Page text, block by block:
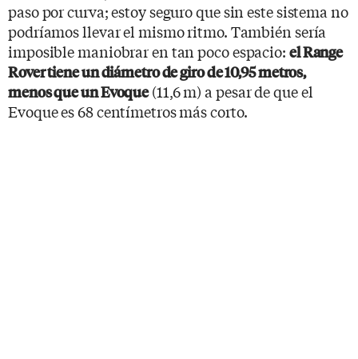
paso por curva; estoy seguro que sin este sistema no
podríamos llevar el mismo ritmo. También sería
imposible maniobrar en tan poco espacio: el Range
Rover tiene un diámetro de giro de 10,95 metros,
menos que un Evoque(11,6 m) a pesar de que el
Evoque es 68 centímetros más corto.